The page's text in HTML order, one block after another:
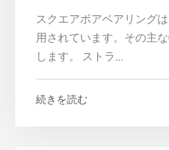
スクエアボアベアリング
用されています。その主
します。 ストラ...
続きを読む